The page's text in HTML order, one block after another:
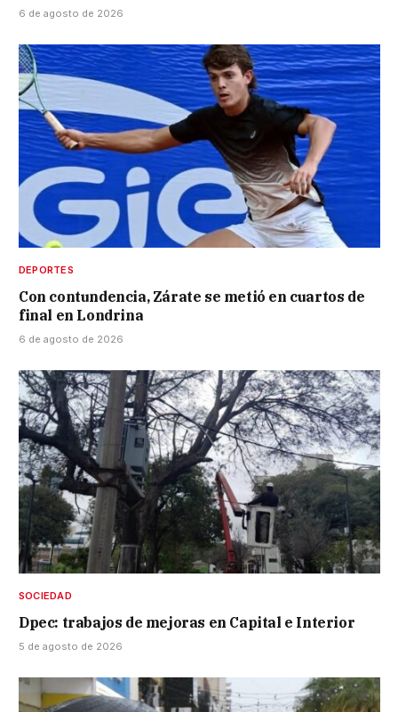
6 de agosto de 2026
DEPORTES
Con contundencia, Zárate se metió en cuartos de
final en Londrina
6 de agosto de 2026
SOCIEDAD
Dpec: trabajos de mejoras en Capital e Interior
5 de agosto de 2026